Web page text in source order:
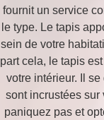
fournit un service
le type. Le tapis
sein de votre
part cela, le tapis
votre intérieur. Il
sont incrustées sur
paniquez pas et